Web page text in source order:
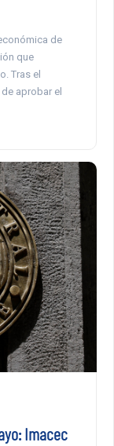
de
que
Tras el
aprobar el
Imacec